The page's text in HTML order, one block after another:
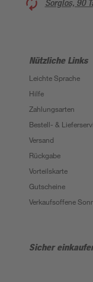
Sorglos, 90
Nützliche Links
Leichte Sprache
Hilfe
Zahlungsarten
Bestell- &
Versand
Rückgabe
Vorteilskarte
Gutscheine
Verkaufsoffene
Sicher